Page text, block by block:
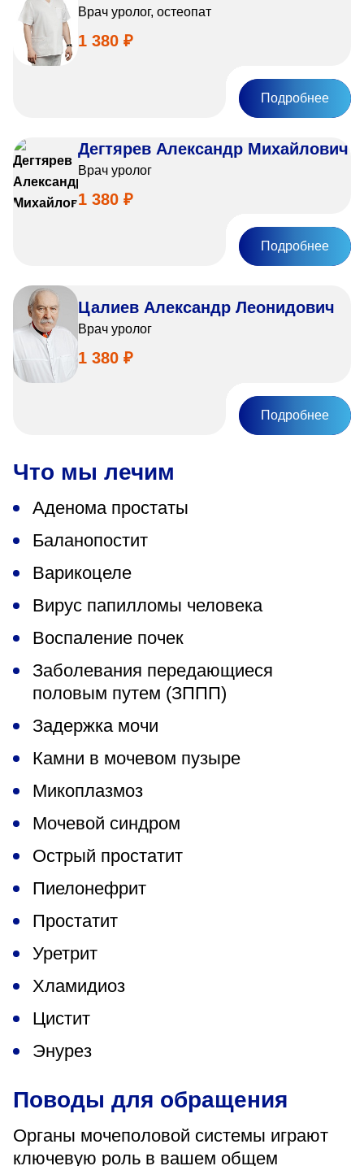
Версия для слабовидящих
Врач уролог, остеопат
1 380 ₽
Подробнее
Дегтярев Александр Михайлович
Врач уролог
1 380 ₽
Подробнее
Цалиев Александр Леонидович
Врач уролог
1 380 ₽
Подробнее
Что мы лечим
Аденома простаты
Баланопостит
Варикоцеле
Вирус папилломы человека
Воспаление почек
Заболевания передающиеся
половым путем (ЗППП)
Задержка мочи
Камни в мочевом пузыре
Микоплазмоз
Мочевой синдром
Острый простатит
Пиелонефрит
Простатит
Уретрит
Хламидиоз
Цистит
Энурез
Поводы для обращения
Органы мочеполовой системы играют
ключевую роль в вашем общем